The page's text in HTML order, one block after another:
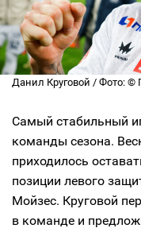
Данил Круговой / Фото:
Самый стабильный
команды сезона.
приходилось
позиции левого
Мойзес. Круговой
в команде и